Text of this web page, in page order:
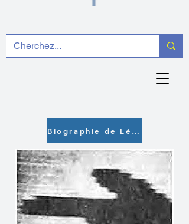
Biographie de Léon Theremin